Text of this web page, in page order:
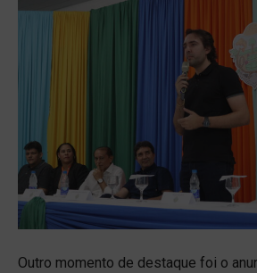
Outro momento de destaque foi o